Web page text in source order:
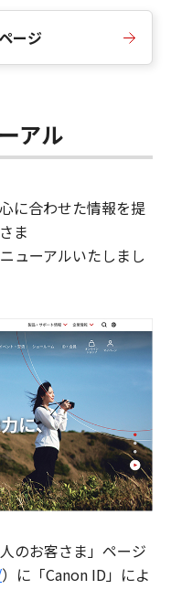
ージ
アル
に合わせた情報を提
ま
ューアルいたしまし
のお客さま」ページ
）に「Canon ID」によ